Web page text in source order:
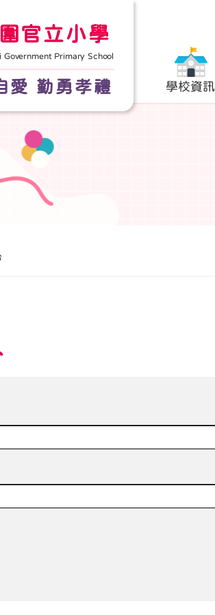
官立小學
Government Primary School
愛 勤勇孝禮 學校資訊